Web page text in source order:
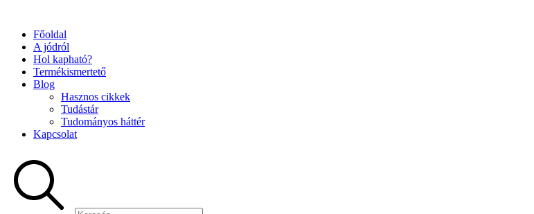
Főoldal
A jódról
Hol kapható?
Termékismertető
Blog
Hasznos cikkek
Tudástár
Tudományos háttér
Kapcsolat